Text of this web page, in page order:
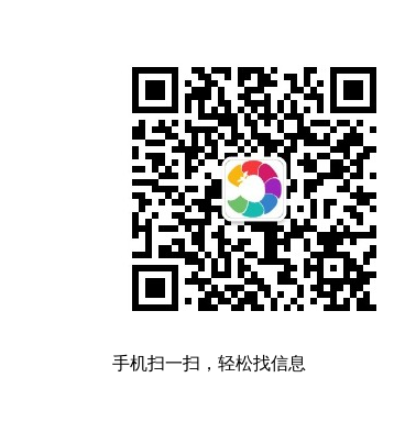
手机扫一扫，轻松找信息